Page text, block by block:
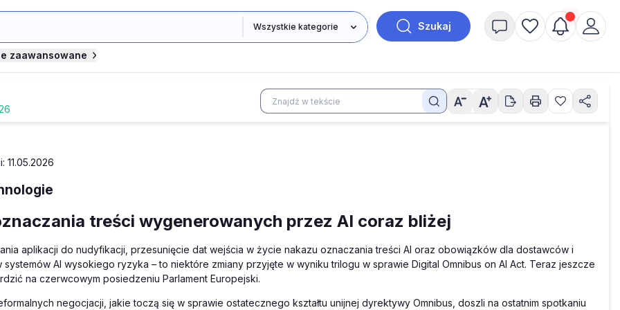
Szukaj
zaawansowane
11.05.2026
treści wygenerowanych przez AI coraz bliżej
aplikacji do nudyfikacji, przesunięcie dat wejścia w życie nakazu oznaczania treści AI oraz obowiązków dla dostawców i
AI wysokiego ryzyka – to niektóre zmiany przyjęte w wyniku trilogu w sprawie Digital Omnibus on AI Act. Teraz jeszcze
na czerwcowym posiedzeniu Parlament Europejski.
negocjacji, jakie toczą się w sprawie ostatecznego kształtu unijnej dyrektywy Omnibus, doszli na ostatnim spotkaniu